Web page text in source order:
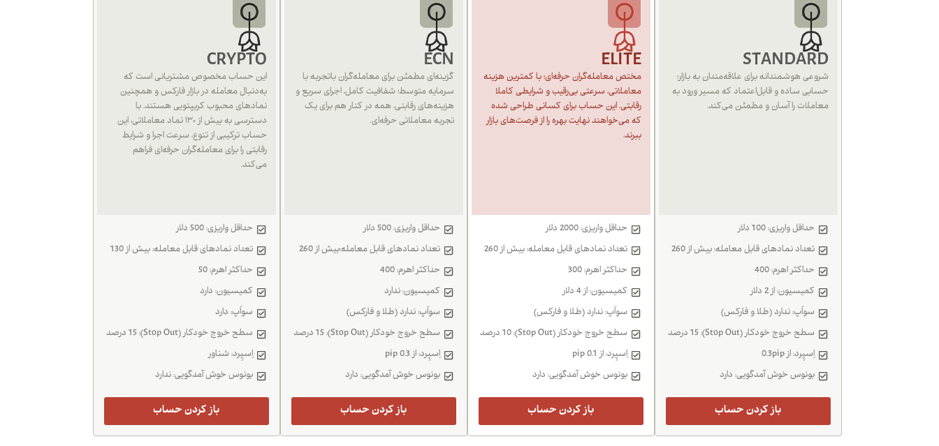
STANDARD
شروعی هوشمندانه برای علاقه‌مندان به بازار؛
حسابی ساده و قابل‌اعتماد که مسیر ورود به
معاملات را آسان و مطمئن می‌کند.
حداقل واریزی: 100 دلار
تعداد نمادهای قابل معامله: بیش از 260
حداکثر اهرم: 400
کمیسیون: از 2 دلار
سواَپ: ندارد (طلا و فارکس)
سطح خروج خودکار (Stop Out): 15 درصد
اِسپِرد: از 0.3pip
بونوس خوش آمدگویی: دارد
باز کردن حساب
ELITE
مختص معامله‌گران حرفه‌ای؛ با کمترین هزینه
معاملاتی، سرعتی بی‌رقیب و شرایطی کاملا
رقابتی. این حساب برای کسانی طراحی شده
که می‌خواهند نهایت بهره را از فرصت‌های بازار
ببرند.
حداقل واریزی: 2000 دلار
تعداد نمادهای قابل معامله: بیش از 260
حداکثر اهرم: 300
کمیسیون: از 4 دلار
سواَپ: ندارد (طلا و فارکس)
سطح خروج خودکار (Stop Out): 10 درصد
اِسپِرد: از 0.1 pip
بونوس خوش آمدگویی: دارد
باز کردن حساب
ECN
گزینه‌ای مطمئن برای معامله‌گران باتجربه با
سرمایه متوسط؛ شفافیت کامل، اجرای سریع و
هزینه‌های رقابتی، همه در کنار هم برای یک
تجربه معاملاتی حرفه‌ای.
حداقل واریزی: 500 دلار
تعداد نمادهای قابل معامله:بیش از 260
حداکثر اهرم: 400
کمیسیون: ندارد
سواَپ: ندارد (طلا و فارکس)
سطح خروج خودکار (Stop Out): 15 درصد
اِسپِرد: از 0.3 pip
بونوس خوش آمدگویی: دارد
باز کردن حساب
CRYPTO
این حساب مخصوص مشتریانی است که
به‌دنبال معامله در بازار فارکس و همچنین
نمادهای محبوب کریپتویی هستند. با
دسترسی به بیش از ۱۳۰ نماد معاملاتی، این
حساب ترکیبی از تنوع، سرعت اجرا و شرایط
رقابتی را برای معامله‌گران حرفه‌ای فراهم
می‌کند.
حداقل واریزی: 500 دلار
تعداد نمادهای قابل معامله: بیش از 130
حداکثر اهرم: 50
کمیسیون: دارد
سواَپ: دارد
سطح خروج خودکار (Stop Out): 15 درصد
اِسپِرد: شناور
بونوس خوش آمدگویی: ندارد
باز کردن حساب